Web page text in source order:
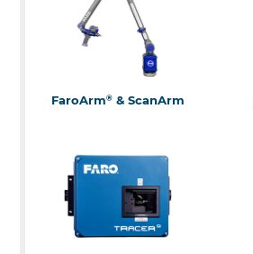
FaroArm® & ScanArm
FaroArm & ScanArm